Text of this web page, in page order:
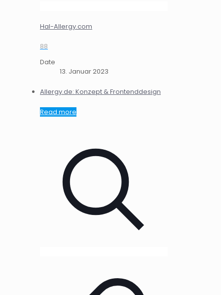
Hal-Allergy.com
88
Date
13. Januar 2023
Allergy.de: Konzept & Frontenddesign
Read more